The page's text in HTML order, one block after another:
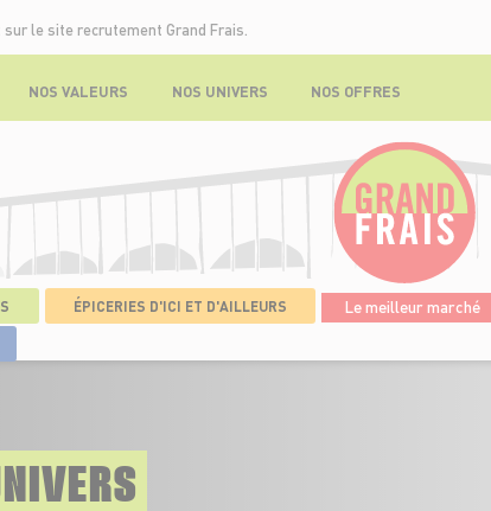
le site recrutement Grand Frais.
NOS VALEURS NOS UNIVERS NOS OFFRES
ÉPICERIES D'ICI ET D'AILLEURS Le meilleur marché